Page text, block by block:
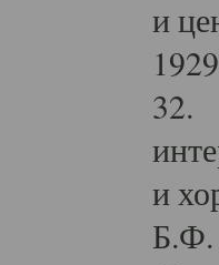
и
32.
и
Б.Ф.